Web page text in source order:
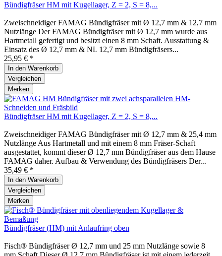
Bündigfräser HM mit Kugellager, Z = 2, S = 8,...
Zweischneidiger FAMAG Bündigfräser mit Ø 12,7 mm & 12,7 mm
Nutzlänge Der FAMAG Bündigfräser mit Ø 12,7 mm wurde aus
Hartmetall gefertigt und besitzt einen 8 mm Schaft. Ausstattung &
Einsatz des Ø 12,7 mm & NL 12,7 mm Bündigfräsers...
25,95 € *
In den Warenkorb
Vergleichen
Merken
Bündigfräser HM mit Kugellager, Z = 2, S = 8,...
Zweischneidiger FAMAG Bündigfräser mit Ø 12,7 mm & 25,4 mm
Nutzlänge Aus Hartmetall und mit einem 8 mm Fräser-Schaft
ausgestattet, kommt dieser Ø 12,7 mm Bündigfräser aus dem Hause
FAMAG daher. Aufbau & Verwendung des Bündigfräsers Der...
35,49 € *
In den Warenkorb
Vergleichen
Merken
Bündigfräser (HM) mit Anlaufring oben
Fisch® Bündigfräser Ø 12,7 mm und 25 mm Nutzlänge sowie 8